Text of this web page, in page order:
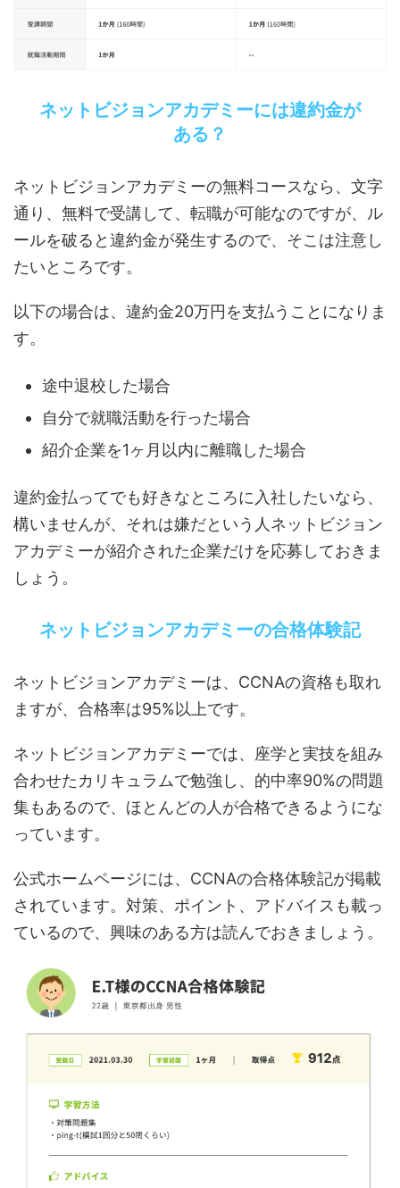
ネットビジョンアカデミーには違約金が
ある？
ネットビジョンアカデミーの無料コースなら、文字
通り、無料で受講して、転職が可能なのですが、ル
ールを破ると違約金が発生するので、そこは注意し
たいところです。
以下の場合は、違約金20万円を支払うことになりま
す。
途中退校した場合
自分で就職活動を行った場合
紹介企業を1ヶ月以内に離職した場合
違約金払ってでも好きなところに入社したいなら、
構いませんが、それは嫌だという人ネットビジョン
アカデミーが紹介された企業だけを応募しておきま
しょう。
ネットビジョンアカデミーの合格体験記
ネットビジョンアカデミーは、CCNAの資格も取れ
ますが、合格率は95%以上です。
ネットビジョンアカデミーでは、座学と実技を組み
合わせたカリキュラムで勉強し、的中率90%の問題
集もあるので、ほとんどの人が合格できるようにな
っています。
公式ホームページには、CCNAの合格体験記が掲載
されています。対策、ポイント、アドバイスも載っ
ているので、興味のある方は読んでおきましょう。